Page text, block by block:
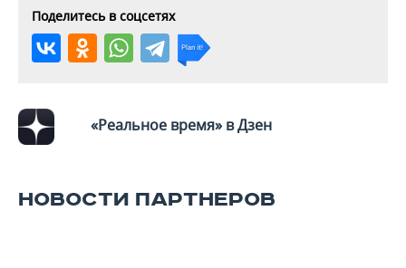
Поделитесь в соцсетях
«Реальное время» в Дзен
НОВОСТИ ПАРТНЕРОВ